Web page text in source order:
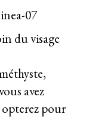
du visage
avez
pour